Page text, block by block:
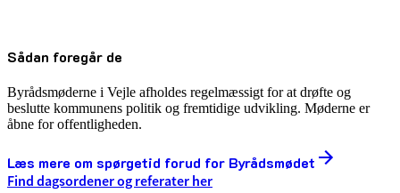
Sådan foregår de
Byrådsmøderne i Vejle afholdes regelmæssigt for at drøfte og
beslutte kommunens politik og fremtidige udvikling. Møderne er
åbne for offentligheden.
Læs mere om spørgetid forud for Byrådsmødet
Find dagsordener og referater her